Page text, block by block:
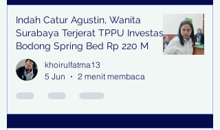
Indah Catur Agustin, Wanita
Surabaya Terjerat TPPU Investasi
Bodong Spring Bed Rp 220 M
khoirulfatma13
5 Jun
2 menit membaca